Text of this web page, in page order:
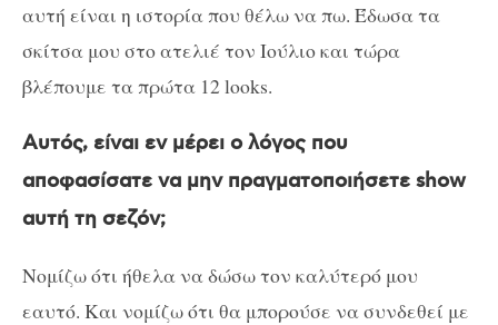
αυτή είναι η ιστορία που θέλω να πω. Έδωσα τα
σκίτσα μου στο ατελιέ τον Ιούλιο και τώρα
βλέπουμε τα πρώτα 12 looks.
Αυτός, είναι εν μέρει ο λόγος που
αποφασίσατε να μην πραγματοποιήσετε show
αυτή τη σεζόν;
Νομίζω ότι ήθελα να δώσω τον καλύτερό μου
εαυτό. Και νομίζω ότι θα μπορούσε να συνδεθεί με